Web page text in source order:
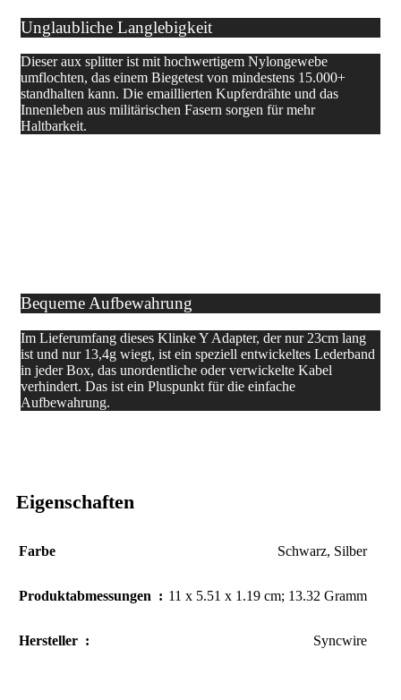
Unglaubliche Langlebigkeit
Dieser aux splitter ist mit hochwertigem Nylongewebe
umflochten, das einem Biegetest von mindestens 15.000+
standhalten kann. Die emaillierten Kupferdrähte und das
Innenleben aus militärischen Fasern sorgen für mehr
Haltbarkeit.
Bequeme Aufbewahrung
Im Lieferumfang dieses Klinke Y Adapter, der nur 23cm lang
ist und nur 13,4g wiegt, ist ein speziell entwickeltes Lederband
in jeder Box, das unordentliche oder verwickelte Kabel
verhindert. Das ist ein Pluspunkt für die einfache
Aufbewahrung.
Eigenschaften
Farbe Schwarz, Silber
Produktabmessungen ‏ : ‎ 11 x 5.51 x 1.19 cm; 13.32 Gramm
Hersteller ‏ : ‎ Syncwire